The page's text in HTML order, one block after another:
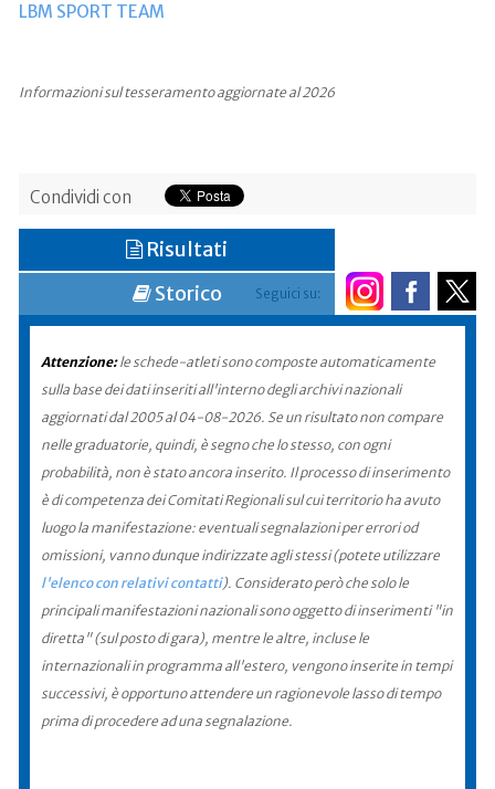
LBM SPORT TEAM
Informazioni sul tesseramento aggiornate al 2026
Condividi con
Seguici su:
Risultati
Storico
Attenzione:le schede-atleti sono composte automaticamente
sulla base dei dati inseriti all'interno degli archivi nazionali
aggiornati dal 2005 al 04-08-2026. Se un risultato non compare
nelle graduatorie, quindi, è segno che lo stesso, con ogni
probabilità, non è stato ancora inserito. Il processo di inserimento
è di competenza dei Comitati Regionali sul cui territorio ha avuto
luogo la manifestazione: eventuali segnalazioni per errori od
omissioni, vanno dunque indirizzate agli stessi (potete utilizzare
l'elenco con relativi contatti). Considerato però che solo le
principali manifestazioni nazionali sono oggetto di inserimenti "in
diretta" (sul posto di gara), mentre le altre, incluse le
internazionali in programma all'estero, vengono inserite in tempi
successivi, è opportuno attendere un ragionevole lasso di tempo
prima di procedere ad una segnalazione.